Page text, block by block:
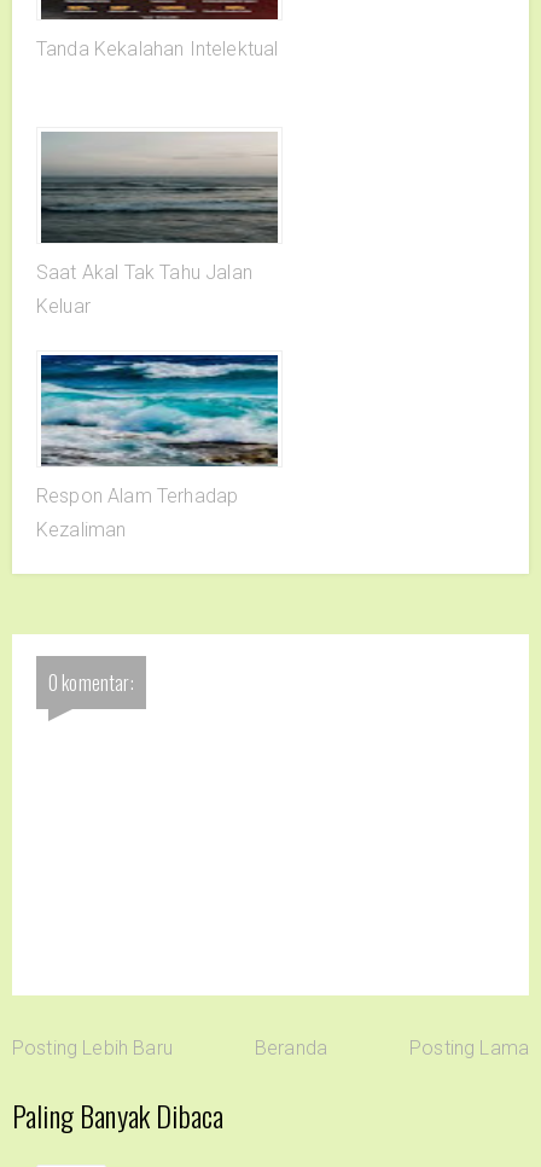
Tanda Kekalahan Intelektual
Saat Akal Tak Tahu Jalan
Keluar
Respon Alam Terhadap
Kezaliman
0 komentar:
Posting Lebih Baru Beranda Posting Lama
Paling Banyak Dibaca